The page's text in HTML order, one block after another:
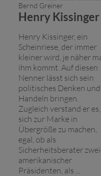
Bernd Greiner
Henry Kissinger
Henry Kissinger, ein
Scheinriese, der immer
kleiner wird, je näher
ihm kommt. Auf diesen
Nenner lässt sich sein
politisches Denken und
Handeln bringen.
Zugleich verstand er es,
sich zur Marke in
Übergröße zu machen,
egal, ob als
Sicherheitsberater
amerikanischer
Präsidenten, als ...